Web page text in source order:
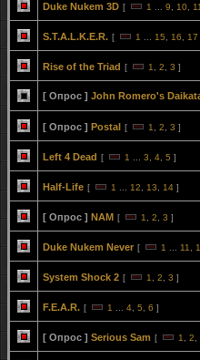
Duke Nukem 3D [ 1 9 10 11
S.T.A.L.K.E.R. [ 1 15 16 17
Rise of the Triad [ 1 2 3 ]
[ Опрос ] John Romero's
[ Опрос ] Postal [ 1 2 3 ]
Left 4 Dead [ 1 3 4 5 ]
Half-Life [ 1 12 13 14 ]
[ Опрос ] NAM [ 1 2 3 ]
Duke Nukem Never [ 1 11
System Shock 2 [ 1 2 3 ]
F.E.A.R. [ 1 4 5 6 ]
[ Опрос ] Serious Sam [ 1 2